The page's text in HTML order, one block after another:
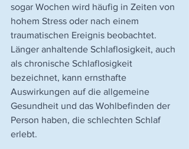
sogar Wochen wird häufig in Zeiten von
hohem Stress oder nach einem
traumatischen Ereignis beobachtet.
Länger anhaltende Schlaflosigkeit, auch
als chronische Schlaflosigkeit
bezeichnet, kann ernsthafte
Auswirkungen auf die allgemeine
Gesundheit und das Wohlbefinden der
Person haben, die schlechten Schlaf
erlebt.